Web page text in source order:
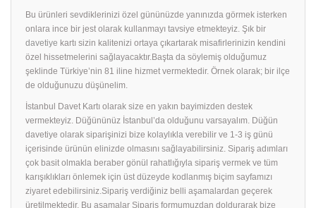
Bu ürünleri sevdiklerinizi özel gününüzde yanınızda görmek isterken
onlara ince bir jest olarak kullanmayı tavsiye etmekteyiz. Şık bir
davetiye kartı sizin kalitenizi ortaya çıkartarak misafirlerinizin kendini
özel hissetmelerini sağlayacaktır.Başta da söylemiş olduğumuz
şeklinde Türkiye’nin 81 iline hizmet vermektedir. Örnek olarak; bir ilçe
de olduğunuzu düşünelim.
İstanbul Davet Kartı olarak size en yakın bayimizden destek
vermekteyiz. Düğününüz İstanbul’da olduğunu varsayalım. Düğün
davetiye olarak siparişinizi bize kolaylıkla verebilir ve 1-3 iş günü
içerisinde ürünün elinizde olmasını sağlayabilirsiniz. Sipariş adımları
çok basit olmakla beraber gönül rahatlığıyla sipariş vermek ve tüm
karışıklıkları önlemek için üst düzeyde kodlanmış biçim sayfamızı
ziyaret edebilirsiniz.Sipariş verdiğiniz belli aşamalardan geçerek
üretilmektedir. Bu aşamalar Sipariş formumuzdan doldurarak bize